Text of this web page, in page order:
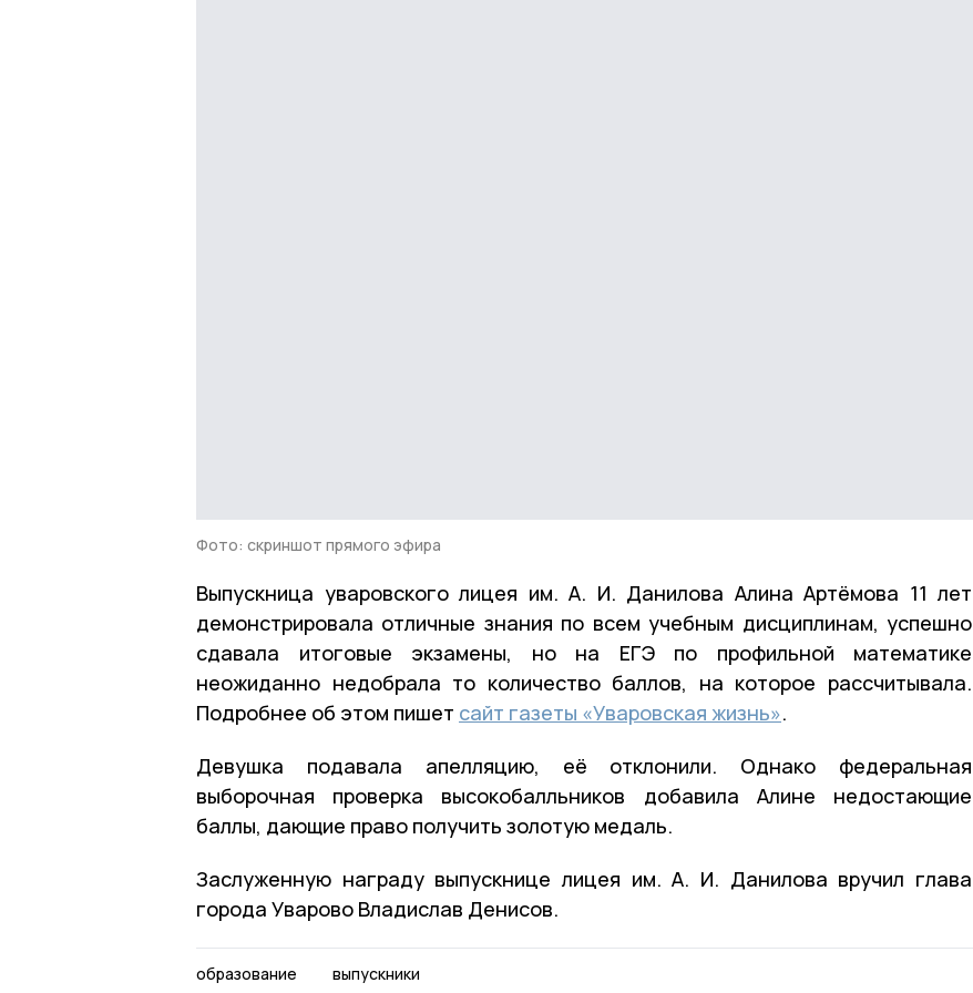
Фото: скриншот прямого эфира
Выпускница уваровского лицея им. А. И. Данилова Алина Артёмова 11 лет
демонстрировала отличные знания по всем учебным дисциплинам, успешно
сдавала итоговые экзамены, но на ЕГЭ по профильной математике
неожиданно недобрала то количество баллов, на которое рассчитывала.
Подробнее об этом пишет сайт газеты «Уваровская жизнь».
Девушка подавала апелляцию, её отклонили. Однако федеральная
выборочная проверка высокобалльников добавила Алине недостающие
баллы, дающие право получить золотую медаль.
Заслуженную награду выпускнице лицея им. А. И. Данилова вручил глава
города Уварово Владислав Денисов.
образование выпускники